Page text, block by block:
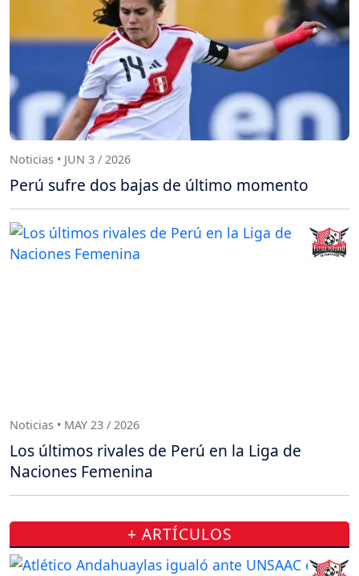
Noticias • JUN 3 / 2026
Perú sufre dos bajas de último momento
Noticias • MAY 23 / 2026
Los últimos rivales de Perú en la Liga de
Naciones Femenina
+ ARTÍCULOS